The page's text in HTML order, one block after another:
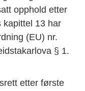
opphold etter
kapittel 13 har
(EU) nr.
§ 1.
etter første